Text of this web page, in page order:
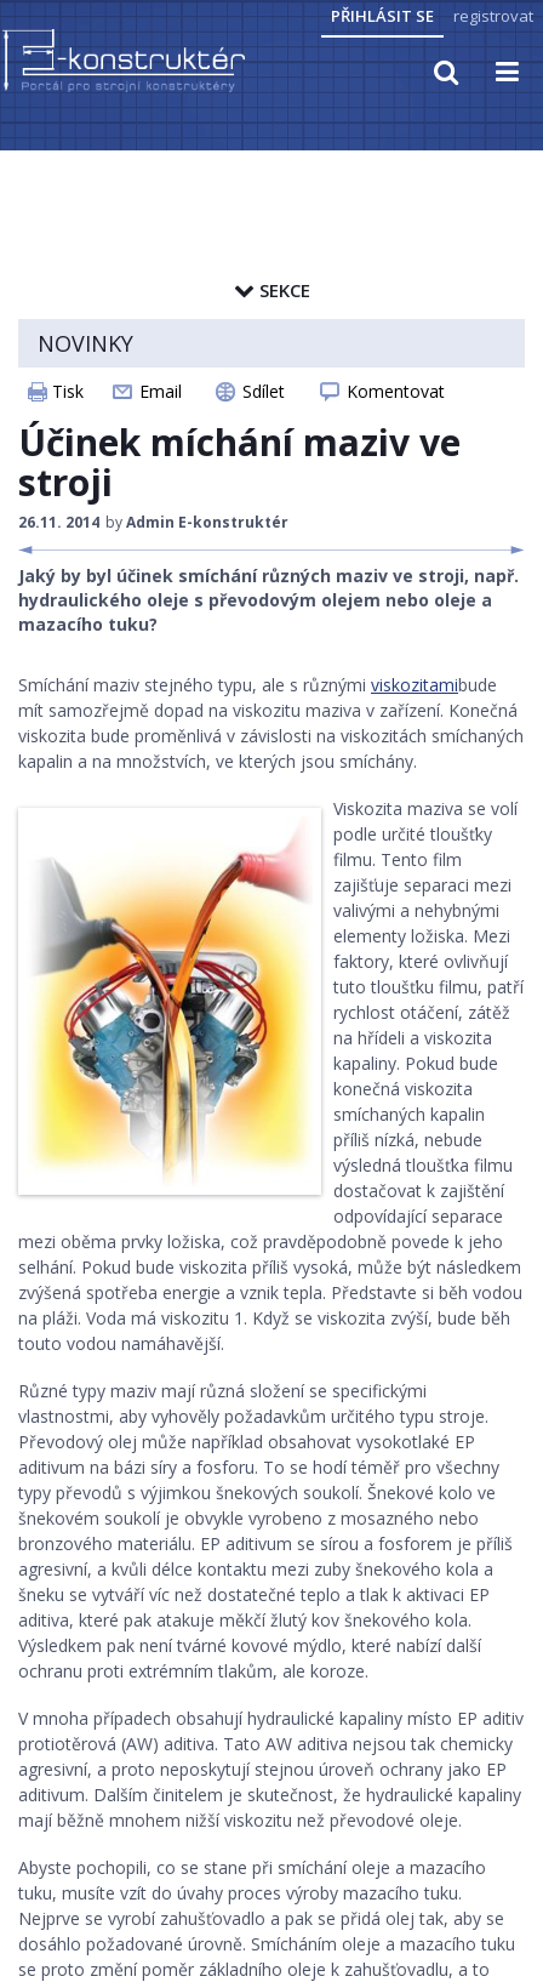
PŘIHLÁSIT SE registrovat
PŘEVODY JEDNOTEK
CAD MODELY
STROJNICKÉ TABULKY
SEKCE
ZAJÍMAVOSTI
STROJNÍ KOMPONENTY
KONSTRUKČNÍ MATERIÁLY
KONSTRUKCE
BEZPEČNOST STROJŮ
NOVINKY
Tisk Email Sdílet Komentovat
Účinek míchání maziv ve
stroji
26.11. 2014 byAdmin E-konstruktér
Jaký by byl účinek smíchání různých maziv ve stroji, např.
hydraulického oleje s převodovým olejem nebo oleje a
mazacího tuku?
Smíchání maziv stejného typu, ale s různými viskozitamibude
mít samozřejmě dopad na viskozitu maziva v zařízení. Konečná
viskozita bude proměnlivá v závislosti na viskozitách smíchaných
kapalin a na množstvích, ve kterých jsou smíchány.
Viskozita maziva se volí
podle určité tloušťky
filmu. Tento film
zajišťuje separaci mezi
valivými a nehybnými
elementy ložiska. Mezi
faktory, které ovlivňují
tuto tloušťku filmu, patří
rychlost otáčení, zátěž
na hřídeli a viskozita
kapaliny. Pokud bude
konečná viskozita
smíchaných kapalin
příliš nízká, nebude
výsledná tloušťka filmu
dostačovat k zajištění
odpovídající separace
mezi oběma prvky ložiska, což pravděpodobně povede k jeho
selhání. Pokud bude viskozita příliš vysoká, může být následkem
zvýšená spotřeba energie a vznik tepla. Představte si běh vodou
na pláži. Voda má viskozitu 1. Když se viskozita zvýší, bude běh
touto vodou namáhavější.
Různé typy maziv mají různá složení se specifickými
vlastnostmi, aby vyhověly požadavkům určitého typu stroje.
Převodový olej může například obsahovat vysokotlaké EP
aditivum na bázi síry a fosforu. To se hodí téměř pro všechny
typy převodů s výjimkou šnekových soukolí. Šnekové kolo ve
šnekovém soukolí je obvykle vyrobeno z mosazného nebo
bronzového materiálu. EP aditivum se sírou a fosforem je příliš
agresivní, a kvůli délce kontaktu mezi zuby šnekového kola a
šneku se vytváří víc než dostatečné teplo a tlak k aktivaci EP
aditiva, které pak atakuje měkčí žlutý kov šnekového kola.
Výsledkem pak není tvárné kovové mýdlo, které nabízí další
ochranu proti extrémním tlakům, ale koroze.
V mnoha případech obsahují hydraulické kapaliny místo EP aditiv
protiotěrová (AW) aditiva. Tato AW aditiva nejsou tak chemicky
agresivní, a proto neposkytují stejnou úroveň ochrany jako EP
aditivum. Dalším činitelem je skutečnost, že hydraulické kapaliny
mají běžně mnohem nižší viskozitu než převodové oleje.
Abyste pochopili, co se stane při smíchání oleje a mazacího
tuku, musíte vzít do úvahy proces výroby mazacího tuku.
Nejprve se vyrobí zahušťovadlo a pak se přidá olej tak, aby se
dosáhlo požadované úrovně. Smícháním oleje a mazacího tuku
se proto změní poměr základního oleje k zahušťovadlu, a to